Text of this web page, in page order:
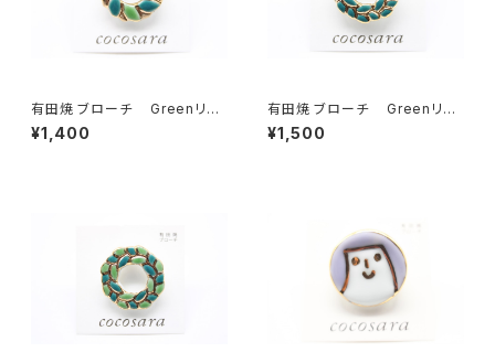
有田焼 ブローチ Greenリー
ス 3
¥1,400
有田焼 ブローチ Greenリー
ス 1
¥1,500